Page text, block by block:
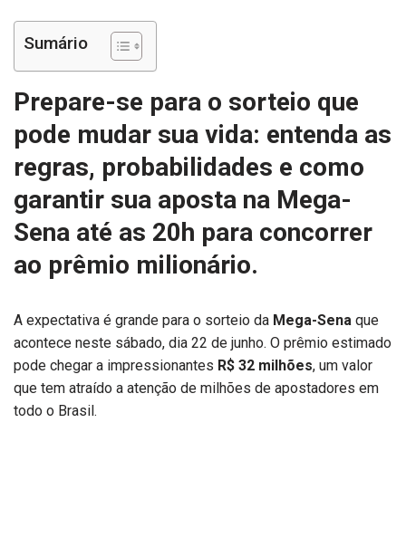
Sumário
Prepare-se para o sorteio que
pode mudar sua vida: entenda as
regras, probabilidades e como
garantir sua aposta na Mega-
Sena até as 20h para concorrer
ao prêmio milionário.
A expectativa é grande para o sorteio da Mega-Sena que
acontece neste sábado, dia 22 de junho. O prêmio estimado
pode chegar a impressionantes R$ 32 milhões, um valor
que tem atraído a atenção de milhões de apostadores em
todo o Brasil.